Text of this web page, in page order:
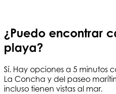
¿Puedo encontrar
playa?
Sí. Hay opciones a 5
La Concha y del paseo
incluso tienen vistas al mar.